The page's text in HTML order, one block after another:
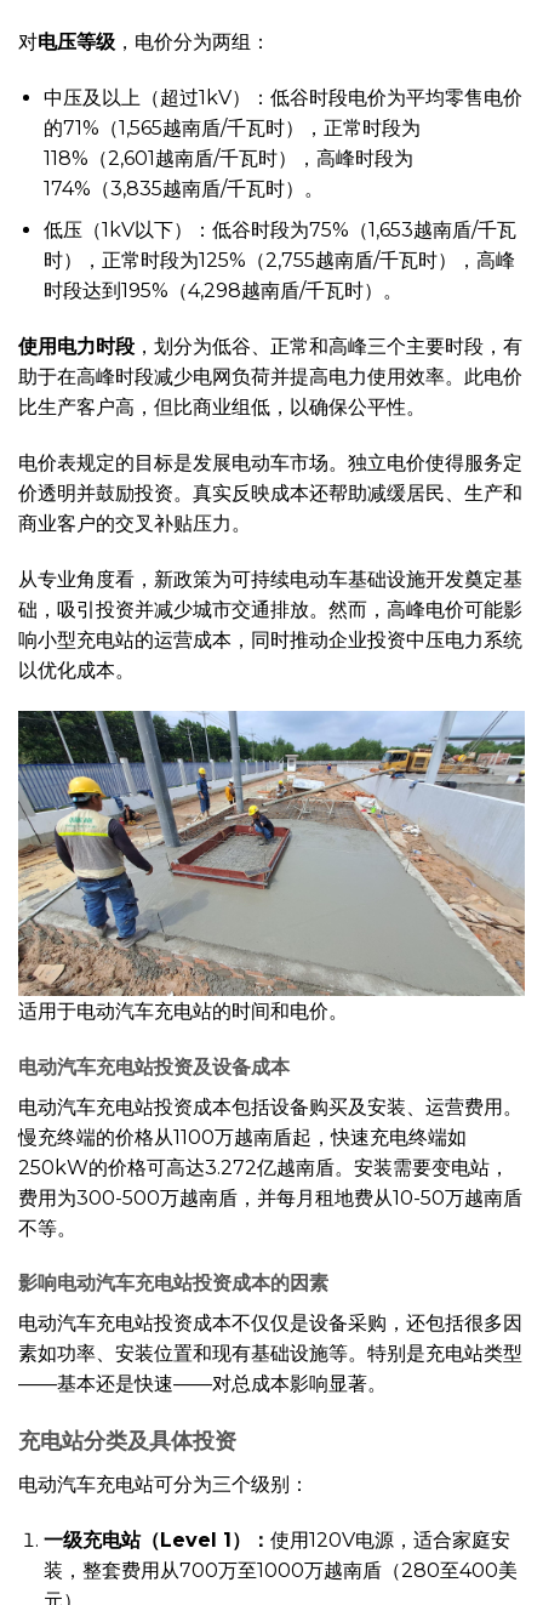
对电压等级 ，电价分为两组：
中压及以上（超过1kV）：低谷时段电价为平均零售电价
的71%（1,565越南盾/千瓦时），正常时段为
118%（2,601越南盾/千瓦时），高峰时段为
174%（3,835越南盾/千瓦时）。
低压（1kV以下）：低谷时段为75%（1,653越南盾/千瓦
时），正常时段为125%（2,755越南盾/千瓦时），高峰
时段达到195%（4,298越南盾/千瓦时）。
使用电力时段 ，划分为低谷、正常和高峰三个主要时段，有
助于在高峰时段减少电网负荷并提高电力使用效率。此电价
比生产客户高，但比商业组低，以确保公平性。
电价表规定的目标是发展电动车市场。独立电价使得服务定
价透明并鼓励投资。真实反映成本还帮助减缓居民、生产和
商业客户的交叉补贴压力。
从专业角度看，新政策为可持续电动车基础设施开发奠定基
础，吸引投资并减少城市交通排放。然而，高峰电价可能影
响小型充电站的运营成本，同时推动企业投资中压电力系统
以优化成本。
适用于电动汽车充电站的时间和电价。
电动汽车充电站投资及设备成本
电动汽车充电站投资成本包括设备购买及安装、运营费用。
慢充终端的价格从1100万越南盾起，快速充电终端如
250kW的价格可高达3.272亿越南盾。安装需要变电站，
费用为300-500万越南盾，并每月租地费从10-50万越南盾
不等。
影响电动汽车充电站投资成本的因素
电动汽车充电站投资成本不仅仅是设备采购，还包括很多因
素如功率、安装位置和现有基础设施等。特别是充电站类型
——基本还是快速——对总成本影响显著。
充电站分类及具体投资
电动汽车充电站可分为三个级别：
一级充电站（Level 1）： 使用120V电源，适合家庭安
装，整套费用从700万至1000万越南盾（280至400美